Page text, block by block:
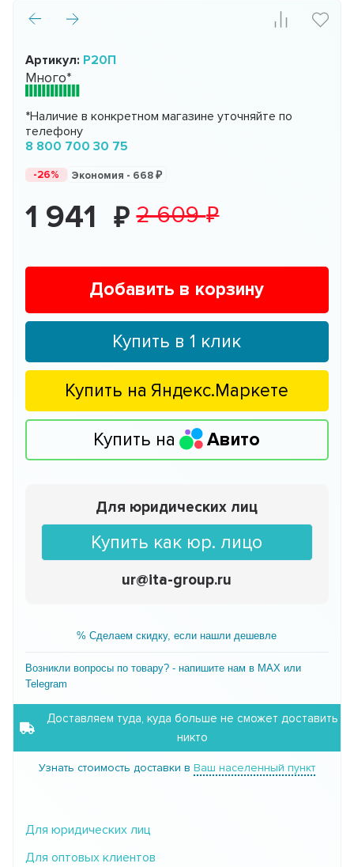
Артикул: Р20П
Много*
*Наличие в конкретном магазине уточняйте по
телефону
8 800 700 30 75
-26% Экономия - 668
1 941 2 609
Добавить в корзину
Купить в 1 клик
Купить на Яндекс.Маркете
Купить на Авито
Для юридических лиц
Купить как юр. лицо
ur@ita-group.ru
% Сделаем скидку, если нашли дешевле
Возникли вопросы по товару? - напишите нам в MAX или
Telegram
Доставляем туда, куда больше не сможет доставить
никто
Узнать стоимость доставки в Ваш населенный пункт
Для юридических лиц
Для оптовых клиентов